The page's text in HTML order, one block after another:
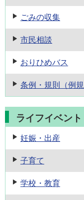
ごみの収集
市民相談
おりひめバス
条例・規則 （例
ライフイベント
妊娠・出産
子育て
学校・教育